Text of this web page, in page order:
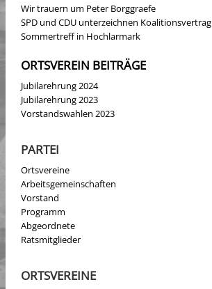
Wir trauern um Peter Borggraefe
SPD und CDU unterzeichnen Koalitionsvertrag
Sommertreff in Hochlarmark
ORTSVEREIN BEITRÄGE
Jubilarehrung 2024
Jubilarehrung 2023
Vorstandswahlen 2023
PARTEI
Ortsvereine
Arbeitsgemeinschaften
Vorstand
Programm
Abgeordnete
Ratsmitglieder
ORTSVEREINE